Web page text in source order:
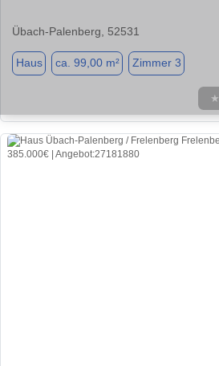
Übach-Palenberg, 52531
Haus ca. 99,00 m² Zimmer 3
★